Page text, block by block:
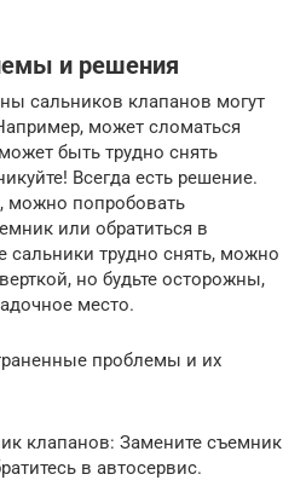
и решения
сальников клапанов могут
может сломаться
быть трудно снять
Всегда есть решение.
можно попробовать
или обратиться в
сальники трудно снять, можно
но будьте осторожны,
место.
проблемы и их
клапанов: Замените съемник
в автосервис.